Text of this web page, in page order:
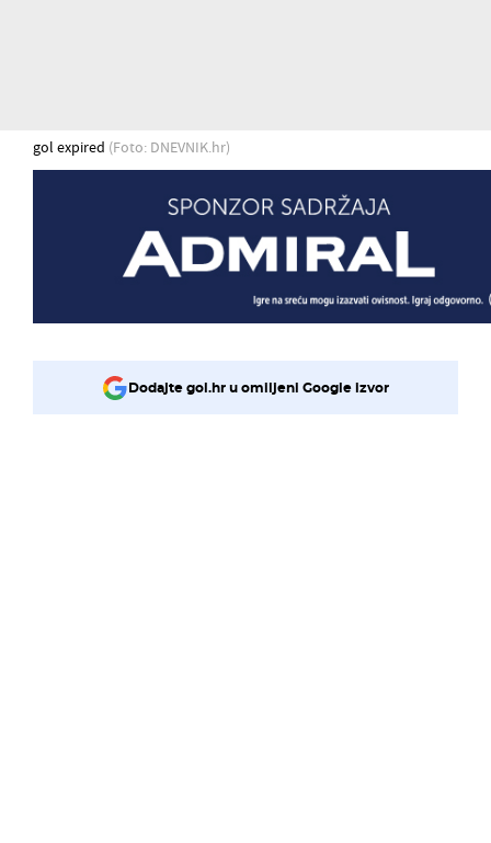
gol expired (Foto: DNEVNIK.hr)
Dodajte gol.hr u omiljeni Google izvor